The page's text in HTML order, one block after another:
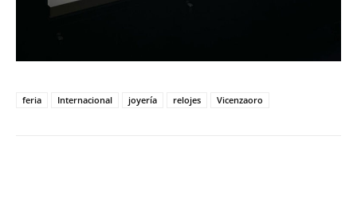
feria Internacional joyería relojes Vicenzaoro